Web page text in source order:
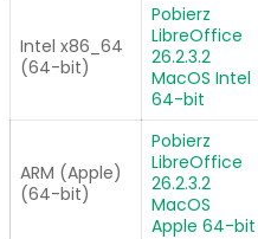
Intel x86_64
(64-bit)
Pobierz
LibreOffice
26.2.3.2
MacOS Intel
64-bit
ARM (Apple)
(64-bit)
Pobierz
LibreOffice
26.2.3.2
MacOS
Apple 64-bit